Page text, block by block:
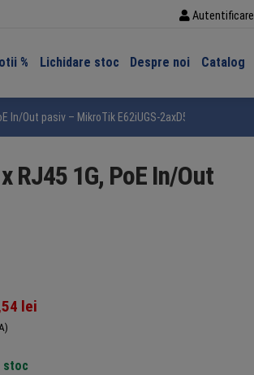
Autentificare
% Lichidare stoc Despre noi Catalog
In/Out pasiv – MikroTik E62iUGS-2axD5axT
RJ45 1G, PoE In/Out
lei
stoc